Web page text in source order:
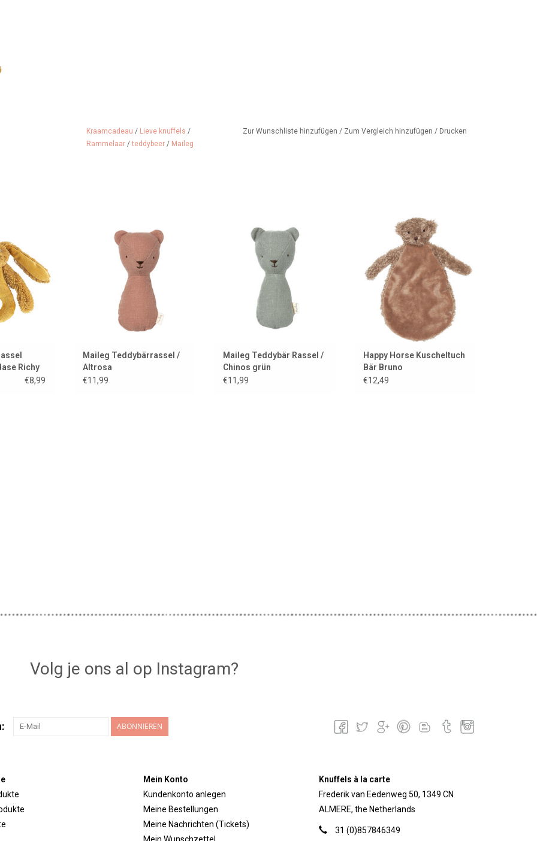
Kraamcadeau / Lieve knuffels /
Rammelaar /teddybeer / Maileg
Zur Wunschliste hinzufügen / Zum Vergleich hinzufügen / Drucken
Das
Kaninchen!
Richy
€8,99
ZUM WARENKORB HINZUFÜGEN
Maileg Teddybärrassel /
Altrosa
€11,99
ZUM WARENKORB HINZUFÜGEN
Maileg Teddybär Rassel /
Chinos grün
€11,99
Babys erster Teddybär....
ZUM WARENKORB HINZUFÜGEN
Happy Horse Kuscheltuch
Bär Bruno
€12,49
Volg je ons al op Instagram?
ABONNIEREN
Mein Konto
Kundenkonto anlegen
Meine Bestellungen
Meine Nachrichten (Tickets)
Knuffels à la carte
Frederik van Eedenweg 50, 1349 CN
ALMERE, the Netherlands
31 (0)857846349